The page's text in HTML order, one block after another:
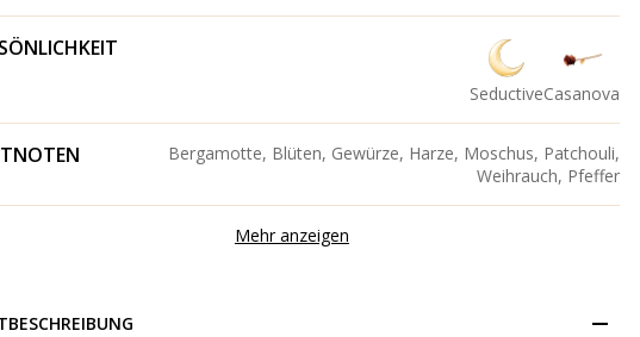
SeductiveCasanova
Bergamotte, Blüten, Gewürze, Harze, Moschus, Patchouli,
Weihrauch, Pfeffer
Mehr anzeigen